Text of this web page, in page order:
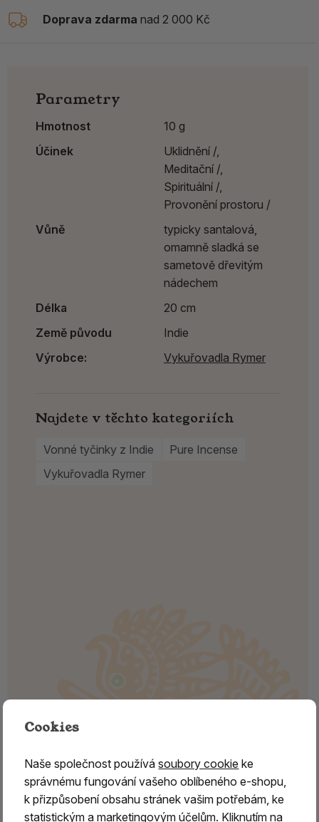
Doprava zdarma nad 2 000 Kč
Parametry
Hmotnost
10 g
Účinek
Uklidnění /,
Meditační /,
Spirituální /,
Provonění prostoru /
Vůně
typicky santalová,
omamně sladká se
sametově dřevitým
nádechem
Délka
20 cm
Země původu
Indie
Výrobce:
Vykuřovadla Rymer
Najdete v těchto kategoriích
Vonné tyčinky z Indie
Pure Incense
Vykuřovadla Rymer
Cookies
Naše společnost používásoubory cookie ke
správnému fungování vašeho oblíbeného e-shopu,
k přizpůsobení obsahu stránek vašim potřebám, ke
statistickým a marketingovým účelům. Kliknutím na